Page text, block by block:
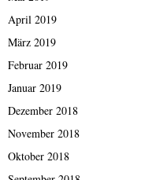
April 2019
März 2019
Februar 2019
Januar 2019
Dezember 2018
November 2018
Oktober 2018